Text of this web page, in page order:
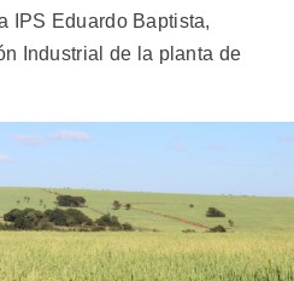
IPS Eduardo Baptista,
Industrial de la planta de